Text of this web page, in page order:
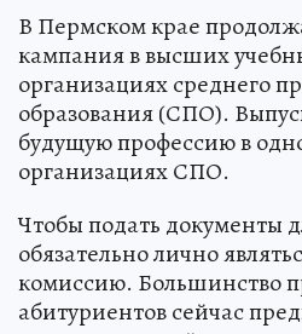
В Пермском крае
кампания в высших
организациях среднего
образования (СПО).
будущую профессию в
организациях СПО.
Чтобы подать документы
обязательно лично
комиссию. Большинство
абитуриентов сейчас